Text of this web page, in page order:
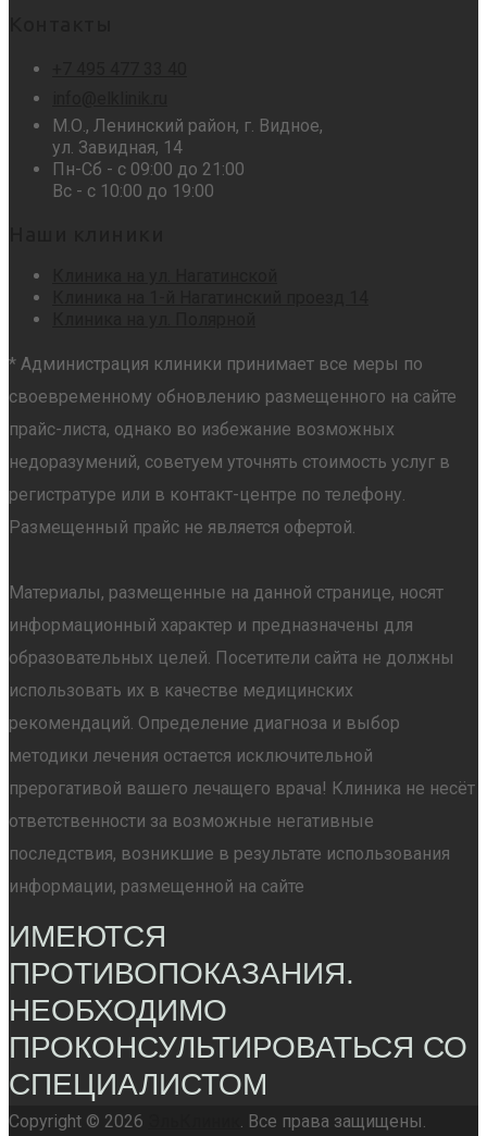
М.О., Ленинский район, г. Видное,
ул. Завидная, 14
Пн-Сб - с 09:00 до 21:00
Вс - с 10:00 до 19:00
* Администрация клиники принимает все меры по
своевременному обновлению размещенного на сайте
прайс-листа, однако во избежание возможных
недоразумений, советуем уточнять стоимость услуг в
регистратуре или в контакт-центре по телефону.
Размещенный прайс не является офертой.
Материалы, размещенные на данной странице, носят
информационный характер и предназначены для
образовательных целей. Посетители сайта не должны
использовать их в качестве медицинских
рекомендаций. Определение диагноза и выбор
методики лечения остается исключительной
прерогативой вашего лечащего врача! Клиника не несёт
ответственности за возможные негативные
последствия, возникшие в результате использования
информации, размещенной на сайте
ИМЕЮТСЯ
ПРОТИВОПОКАЗАНИЯ.
НЕОБХОДИМО
ПРОКОНСУЛЬТИРОВАТЬСЯ СО
СПЕЦИАЛИСТОМ
Copyright © 2026 . Все права защищены.